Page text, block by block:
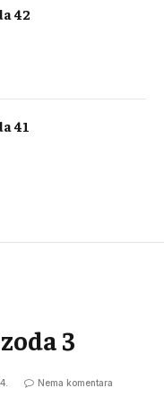
42
41
3
Nema komentara